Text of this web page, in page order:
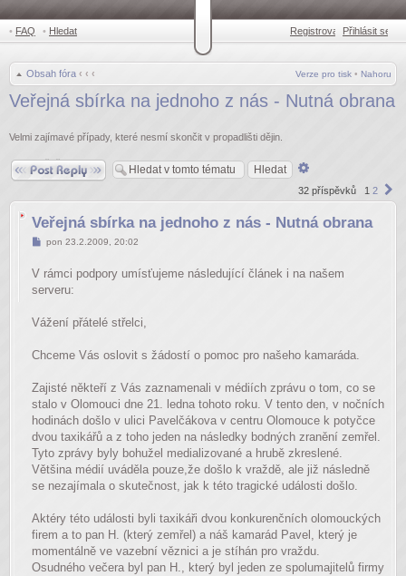
• FAQ • Hledat Registrovat •Přihlásit se
Obsah fóra ‹ ‹ ‹ Nahoru
Verze pro tisk •
Veřejná sbírka na jednoho z nás - Nutná obrana
Velmi zajímavé případy, které nesmí skončit v propadlišti dějin.
Odpovědět
32 příspěvků 1 2
Veřejná sbírka na jednoho z nás - Nutná obrana
Příspěvek
pon 23.2.2009, 20:02
V rámci podpory umísťujeme následující článek i na našem
serveru:
Vážení přátelé střelci,
Chceme Vás oslovit s žádostí o pomoc pro našeho kamaráda.
Zajisté někteří z Vás zaznamenali v médiích zprávu o tom, co se
stalo v Olomouci dne 21. ledna tohoto roku. V tento den, v nočních
hodinách došlo v ulici Pavelčákova v centru Olomouce k potyčce
dvou taxikářů a z toho jeden na následky bodných zranění zemřel.
Tyto zprávy byly bohužel medializované a hrubě zkreslené.
Většina médií uváděla pouze,že došlo k vraždě, ale již následně
se nezajímala o skutečnost, jak k této tragické události došlo.
Aktéry této události byli taxikáři dvou konkurenčních olomouckých
firem a to pan H. (který zemřel) a náš kamarád Pavel, který je
momentálně ve vazební věznici a je stíhán pro vraždu.
Osudného večera byl pan H., který byl jeden ze spolumajitelů firmy